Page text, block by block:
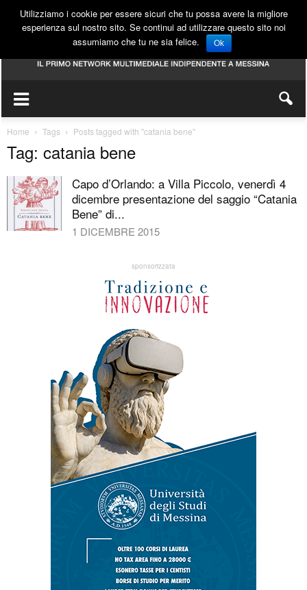
Home Tags Posts tagged with "catania bene"
Tag: catania bene
Capo d’Orlando: a Villa Piccolo, venerdì 4
dicembre presentazione del saggio “Catania
Bene” di...
1 DICEMBRE 2015
sponsorizzata
Utilizziamo i cookie per essere sicuri che tu possa avere la migliore
esperienza sul nostro sito. Se continui ad utilizzare questo sito noi
assumiamo che tu ne sia felice.
Ok